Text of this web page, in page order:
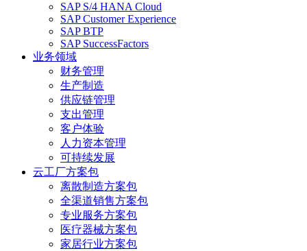
SAP S/4 HANA Cloud
SAP Customer Experience
SAP BTP
SAP SuccessFactors
业务领域
财务管理
生产制造
供应链管理
支出管理
客户体验
人力资本管理
可持续发展
云工厂方案包
离散制造方案包
全渠道销售方案包
专业服务方案包
医疗器械方案包
家居行业方案包